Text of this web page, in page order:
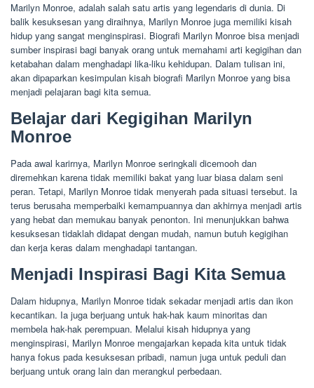
Marilyn Monroe, adalah salah satu artis yang legendaris di dunia. Di
balik kesuksesan yang diraihnya, Marilyn Monroe juga memiliki kisah
hidup yang sangat menginspirasi. Biografi Marilyn Monroe bisa menjadi
sumber inspirasi bagi banyak orang untuk memahami arti kegigihan dan
ketabahan dalam menghadapi lika-liku kehidupan. Dalam tulisan ini,
akan dipaparkan kesimpulan kisah biografi Marilyn Monroe yang bisa
menjadi pelajaran bagi kita semua.
Belajar dari Kegigihan Marilyn
Monroe
Pada awal karirnya, Marilyn Monroe seringkali dicemooh dan
diremehkan karena tidak memiliki bakat yang luar biasa dalam seni
peran. Tetapi, Marilyn Monroe tidak menyerah pada situasi tersebut. Ia
terus berusaha memperbaiki kemampuannya dan akhirnya menjadi artis
yang hebat dan memukau banyak penonton. Ini menunjukkan bahwa
kesuksesan tidaklah didapat dengan mudah, namun butuh kegigihan
dan kerja keras dalam menghadapi tantangan.
Menjadi Inspirasi Bagi Kita Semua
Dalam hidupnya, Marilyn Monroe tidak sekadar menjadi artis dan ikon
kecantikan. Ia juga berjuang untuk hak-hak kaum minoritas dan
membela hak-hak perempuan. Melalui kisah hidupnya yang
menginspirasi, Marilyn Monroe mengajarkan kepada kita untuk tidak
hanya fokus pada kesuksesan pribadi, namun juga untuk peduli dan
berjuang untuk orang lain dan merangkul perbedaan.